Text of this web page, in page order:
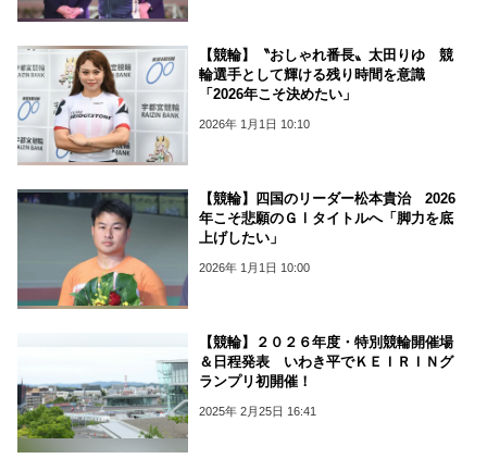
【競輪】〝おしゃれ番長〟太田りゆ 競
輪選手として輝ける残り時間を意識
「2026年こそ決めたい」
2026年 1月1日 10:10
【競輪】四国のリーダー松本貴治 2026
年こそ悲願のＧⅠタイトルへ「脚力を底
上げしたい」
2026年 1月1日 10:00
【競輪】２０２６年度・特別競輪開催場
＆日程発表 いわき平でＫＥＩＲＩＮグ
ランプリ初開催！
2025年 2月25日 16:41